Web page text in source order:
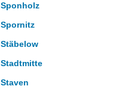
Sponholz
Spornitz
Stäbelow
Stadtmitte
Staven